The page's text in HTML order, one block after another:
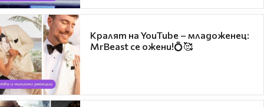
Кралят на YouTube – младоженец:
MrBeast се ожени!💍🥰